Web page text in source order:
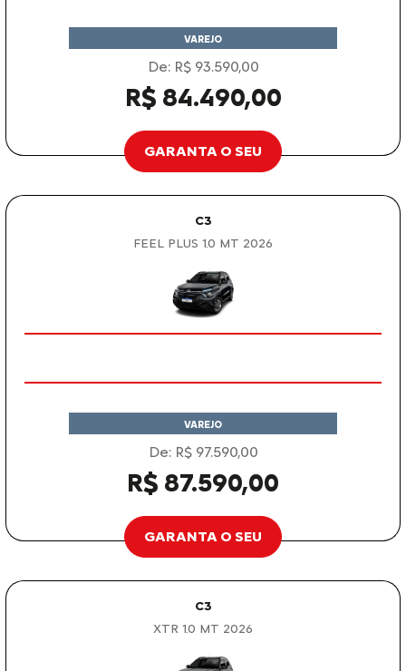
VAREJO
De: R$ 93.590,00
R$ 84.490,00
GARANTA O SEU
C3
FEEL PLUS 1.0 MT 2026
VAREJO
De: R$ 97.590,00
R$ 87.590,00
GARANTA O SEU
C3
XTR 1.0 MT 2026